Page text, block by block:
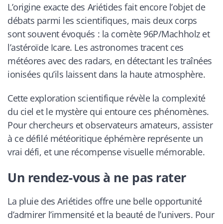
L’origine exacte des Ariétides fait encore l’objet de
débats parmi les scientifiques, mais deux corps
sont souvent évoqués : la comète 96P/Machholz et
l’astéroïde Icare. Les astronomes tracent ces
météores avec des radars, en détectant les traînées
ionisées qu’ils laissent dans la haute atmosphère.
Cette exploration scientifique révèle la complexité
du ciel et le mystère qui entoure ces phénomènes.
Pour chercheurs et observateurs amateurs, assister
à ce défilé météoritique éphémère représente un
vrai défi, et une récompense visuelle mémorable.
Un rendez-vous à ne pas rater
La pluie des Ariétides offre une belle opportunité
d’admirer l’immensité et la beauté de l’univers. Pour